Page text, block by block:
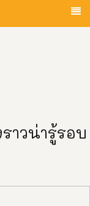
าวน่ารู้รอบ